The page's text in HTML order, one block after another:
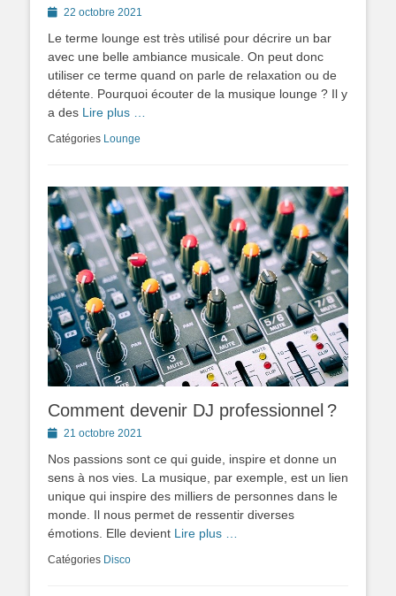
Posted22 octobre 2021
Le terme lounge est très utilisé pour décrire un bar
avec une belle ambiance musicale. On peut donc
utiliser ce terme quand on parle de relaxation ou de
détente. Pourquoi écouter de la musique lounge ? Il y
a des Lire plus …
Catégories Lounge
Comment devenir DJ professionnel ?
Posted21 octobre 2021
Nos passions sont ce qui guide, inspire et donne un
sens à nos vies. La musique, par exemple, est un lien
unique qui inspire des milliers de personnes dans le
monde. Il nous permet de ressentir diverses
émotions. Elle devient Lire plus …
Catégories Disco